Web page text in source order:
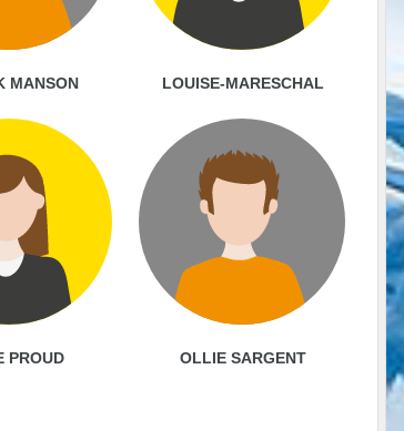
MANSON LOUISE-MARESCHAL
PROUD OLLIE SARGENT